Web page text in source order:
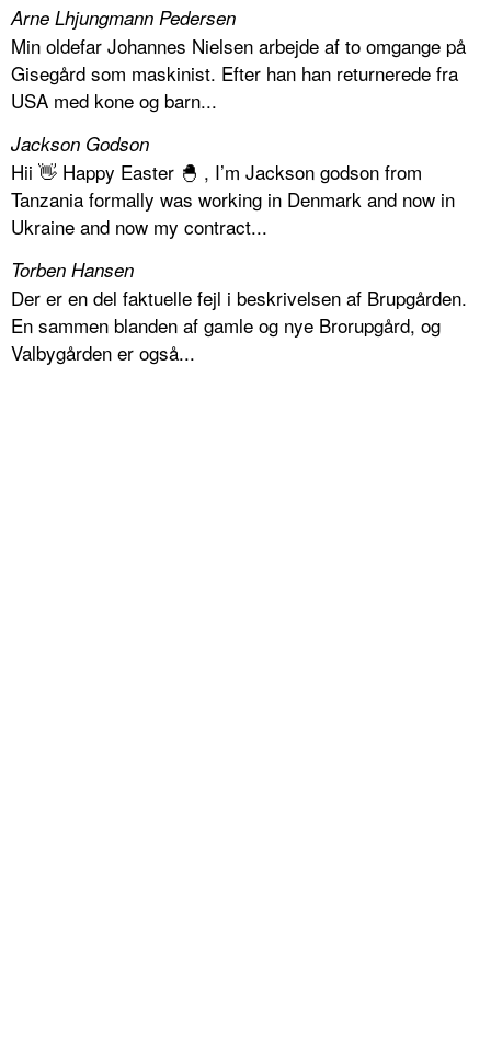
Arne Lhjungmann Pedersen
Min oldefar Johannes Nielsen arbejde af to omgange på
Gisegård som maskinist. Efter han han returnerede fra
USA med kone og barn...
Jackson Godson
Hii 👋 Happy Easter 🐣 , I’m Jackson godson from
Tanzania formally was working in Denmark and now in
Ukraine and now my contract...
Torben Hansen
Der er en del faktuelle fejl i beskrivelsen af Brupgården.
En sammen blanden af gamle og nye Brorupgård, og
Valbygården er også...